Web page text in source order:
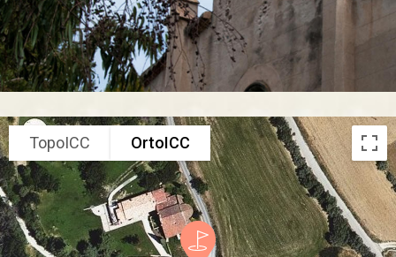
TopoICC OrtoICC